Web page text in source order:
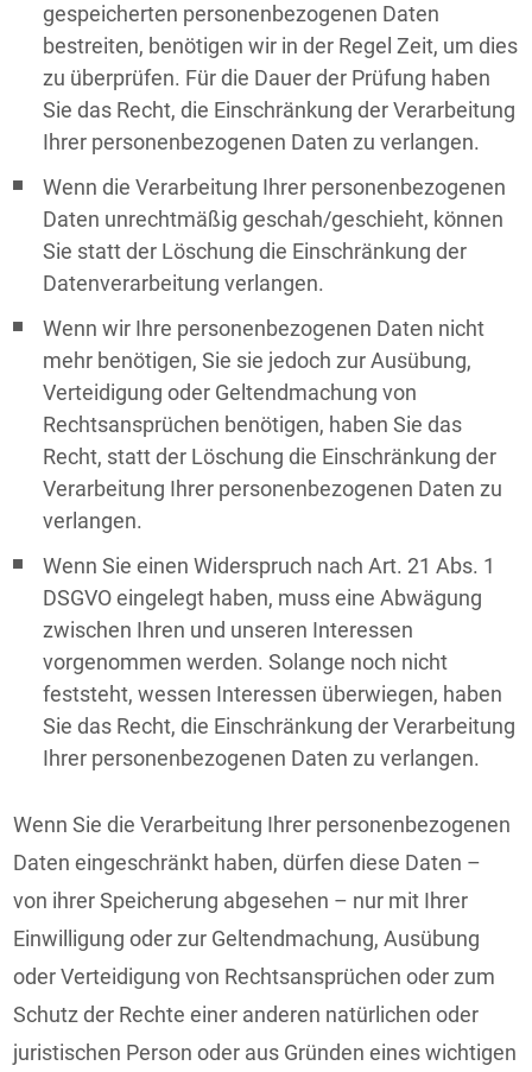
gespeicherten personenbezogenen Daten
bestreiten, benötigen wir in der Regel Zeit, um dies
zu überprüfen. Für die Dauer der Prüfung haben
Sie das Recht, die Einschränkung der Verarbeitung
Ihrer personenbezogenen Daten zu verlangen.
Wenn die Verarbeitung Ihrer personenbezogenen
Daten unrechtmäßig geschah/geschieht, können
Sie statt der Löschung die Einschränkung der
Datenverarbeitung verlangen.
Wenn wir Ihre personenbezogenen Daten nicht
mehr benötigen, Sie sie jedoch zur Ausübung,
Verteidigung oder Geltendmachung von
Rechtsansprüchen benötigen, haben Sie das
Recht, statt der Löschung die Einschränkung der
Verarbeitung Ihrer personenbezogenen Daten zu
verlangen.
Wenn Sie einen Widerspruch nach Art. 21 Abs. 1
DSGVO eingelegt haben, muss eine Abwägung
zwischen Ihren und unseren Interessen
vorgenommen werden. Solange noch nicht
feststeht, wessen Interessen überwiegen, haben
Sie das Recht, die Einschränkung der Verarbeitung
Ihrer personenbezogenen Daten zu verlangen.
Wenn Sie die Verarbeitung Ihrer personenbezogenen
Daten eingeschränkt haben, dürfen diese Daten –
von ihrer Speicherung abgesehen – nur mit Ihrer
Einwilligung oder zur Geltendmachung, Ausübung
oder Verteidigung von Rechtsansprüchen oder zum
Schutz der Rechte einer anderen natürlichen oder
juristischen Person oder aus Gründen eines wichtigen